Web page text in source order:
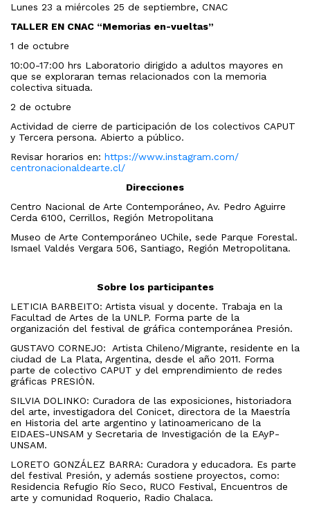
Lunes 23 a miércoles 25 de septiembre, CNAC
TALLER EN CNAC “Memorias en-vueltas”
1 de octubre
10:00-17:00 hrs Laboratorio dirigido a adultos mayores en
que se exploraran temas relacionados con la memoria
colectiva situada.
2 de octubre
Actividad de cierre de participación de los colectivos CAPUT
y Tercera persona. Abierto a público.
Revisar horarios en: https://www.instagram.com/
centronacionaldearte.cl/
Direcciones
Centro Nacional de Arte Contemporáneo, Av. Pedro Aguirre
Cerda 6100, Cerrillos, Región Metropolitana
Museo de Arte Contemporáneo UChile, sede Parque Forestal.
Ismael Valdés Vergara 506, Santiago, Región Metropolitana.
Sobre los participantes
LETICIA BARBEITO: Artista visual y docente. Trabaja en la
Facultad de Artes de la UNLP. Forma parte de la
organización del festival de gráfica contemporánea Presión.
GUSTAVO CORNEJO: Artista Chileno/Migrante, residente en la
ciudad de La Plata, Argentina, desde el año 2011. Forma
parte de colectivo CAPUT y del emprendimiento de redes
gráficas PRESIÓN.
SILVIA DOLINKO: Curadora de las exposiciones, historiadora
del arte, investigadora del Conicet, directora de la Maestría
en Historia del arte argentino y latinoamericano de la
EIDAES-UNSAM y Secretaria de Investigación de la EAyP-
UNSAM.
LORETO GONZÁLEZ BARRA: Curadora y educadora. Es parte
del festival Presión, y además sostiene proyectos, como:
Residencia Refugio Río Seco, RUCO Festival, Encuentros de
arte y comunidad Roquerio, Radio Chalaca.